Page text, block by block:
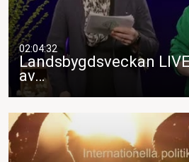
02:04:32
Landsbygdsveckan
av…